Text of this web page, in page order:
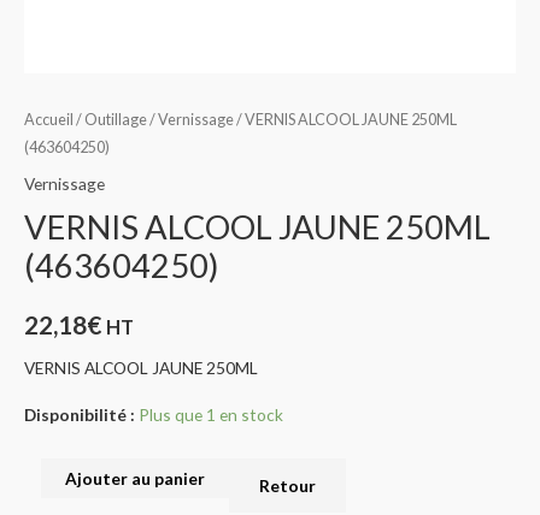
Accueil / Outillage/Vernissage/ VERNIS ALCOOL JAUNE 250ML
(463604250)
Vernissage
VERNIS ALCOOL JAUNE 250ML
(463604250)
22,18€ HT
VERNIS ALCOOL JAUNE 250ML
Disponibilité : Plus que 1 en stock
Ajouter au panier Retour